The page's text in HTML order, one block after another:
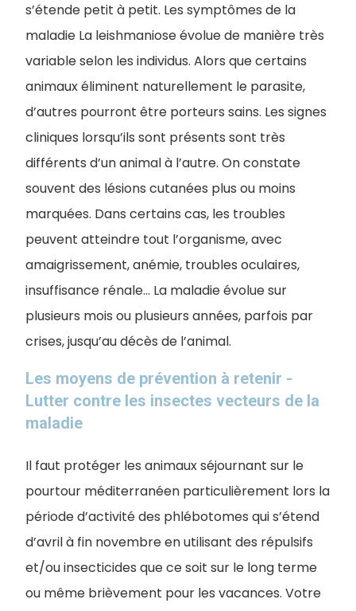
s’étende petit à petit. Les symptômes de la
maladie La leishmaniose évolue de manière très
variable selon les individus. Alors que certains
animaux éliminent naturellement le parasite,
d’autres pourront être porteurs sains. Les signes
cliniques lorsqu’ils sont présents sont très
différents d’un animal à l’autre. On constate
souvent des lésions cutanées plus ou moins
marquées. Dans certains cas, les troubles
peuvent atteindre tout l’organisme, avec
amaigrissement, anémie, troubles oculaires,
insuffisance rénale… La maladie évolue sur
plusieurs mois ou plusieurs années, parfois par
crises, jusqu’au décès de l’animal.
Les moyens de prévention à retenir -
Lutter contre les insectes vecteurs de la
maladie
Il faut protéger les animaux séjournant sur le
pourtour méditerranéen particulièrement lors la
période d’activité des phlébotomes qui s’étend
d’avril à fin novembre en utilisant des répulsifs
et/ou insecticides que ce soit sur le long terme
ou même brièvement pour les vacances. Votre